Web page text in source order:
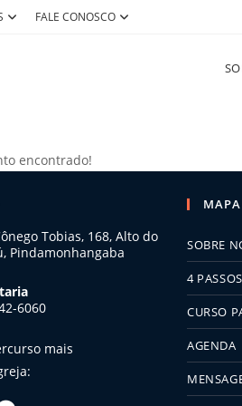
FALE CONOSCO
encontrado!
Tobias, 168, Alto do
Pindamonhangaba
6060
mais
SOBRE
4 PASSOS
CURSO
AGENDA